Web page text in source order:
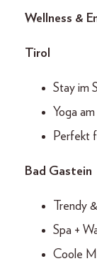
Wellness &
Tirol
Stay im
Yoga
Perfekt
Bad Gastein
Trendy
Spa +
Coole